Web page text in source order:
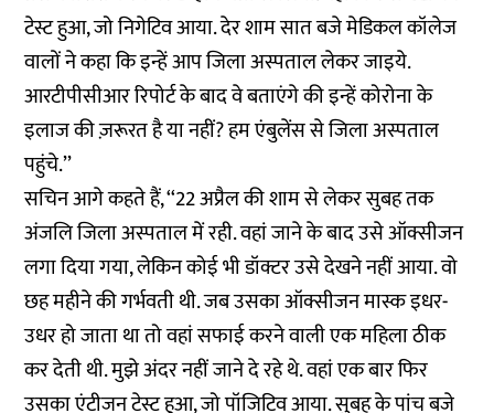
टेस्ट हुआ, जो निगेटिव आया. देर शाम सात बजे मेडिकल कॉलेज
वालों ने कहा कि इन्हें आप जिला अस्पताल लेकर जाइये.
आरटीपीसीआर रिपोर्ट के बाद वे बताएंगे की इन्हें कोरोना के
इलाज की ज़रूरत है या नहीं? हम एंबुलेंस से जिला अस्पताल
पहुंचे.’’
सचिन आगे कहते हैं, ‘‘22 अप्रैल की शाम से लेकर सुबह तक
अंजलि जिला अस्पताल में रही. वहां जाने के बाद उसे ऑक्सीजन
लगा दिया गया, लेकिन कोई भी डॉक्टर उसे देखने नहीं आया. वो
छह महीने की गर्भवती थी. जब उसका ऑक्सीजन मास्क इधर-
उधर हो जाता था तो वहां सफाई करने वाली एक महिला ठीक
कर देती थी. मुझे अंदर नहीं जाने दे रहे थे. वहां एक बार फिर
उसका एंटीजन टेस्ट हुआ, जो पॉजिटिव आया. सुबह के पांच बजे